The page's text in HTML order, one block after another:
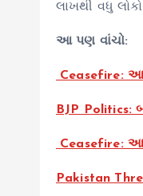
લાખથી વધુ
આ પણ વાંચો:
Ceasefire:
BJP Politics:
Ceasefire:
Pakistan